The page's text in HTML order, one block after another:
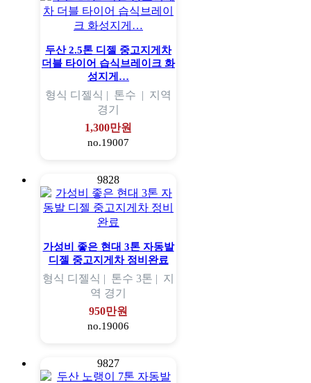
두산 2.5톤 디젤 중고지게차
더블 타이어 습식브레이크 화
성지게…
형식 디젤식 | 톤수 | 지역
경기
1,300만원
no.19007
9828
가성비 좋은 현대 3톤 자동발
디젤 중고지게차 정비완료
형식 디젤식 | 톤수 3톤 | 지
역 경기
950만원
no.19006
9827